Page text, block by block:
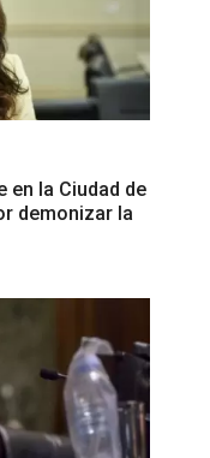
en la Ciudad de
demonizar la